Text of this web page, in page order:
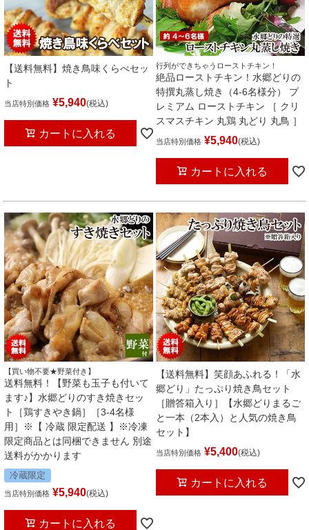
【送料無料】焼き鳥味くらべセッ
ト
当店特別価格 ¥5,940 税込
カートに入れる
行列ができちゃうローストチキン！
絶品ローストチキン！水郷どりの
特撰丸蒸し焼き（4-6名様分） プ
レミアム ローストチキン ［ クリ
スマスチキン 丸鶏 丸どり 丸鳥 ］
当店特別価格 ¥5,940 税込
カートに入れる
【買い物不要★野菜付き】
送料無料！【野菜も玉子も付いて
ます♪】水郷どりのすき焼きセッ
ト［鶏すきやき鍋］［3-4名様
用］※【 冷蔵 限定配送 】※冷凍
限定商品とは同梱できません 別途
送料がかかります
冷蔵限定
当店特別価格 ¥5,940 税込
カートに入れる
【送料無料】笑顔あふれる！「水
郷どり」たっぷり焼き鳥セット
［贈答箱入り］【水郷どりまるご
と一本（2本入）と人気の焼き鳥
セット】
当店特別価格 ¥5,400 税込
カートに入れる